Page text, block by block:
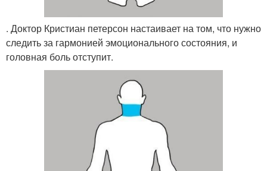
. Доктор Кристиан петерсон настаивает на том, что нужно
следить за гармонией эмоционального состояния, и
головная боль отступит.